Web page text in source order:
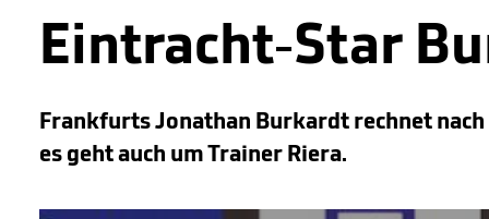
Eintracht-Star
Frankfurts Jonathan Burkardt rechnet
es geht auch um Trainer Riera.